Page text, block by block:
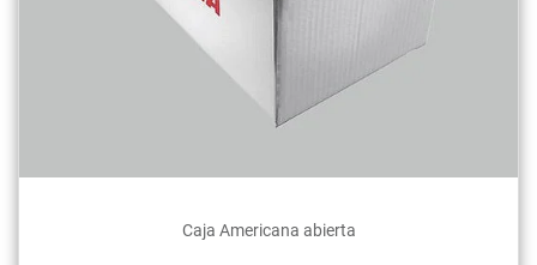
Caja Americana abierta